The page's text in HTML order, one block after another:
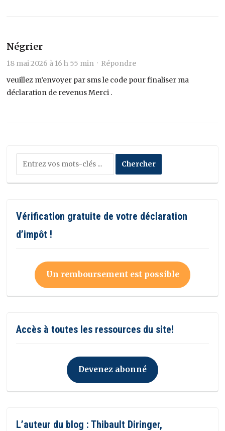
Négrier
18 mai 2026 à 16 h 55 min · Répondre
veuillez m’envoyer par sms le code pour finaliser ma
déclaration de revenus Merci .
Vérification gratuite de votre déclaration
d’impôt !
Un remboursement est possible
Accès à toutes les ressources du site!
Devenez abonné
L’auteur du blog : Thibault Diringer,